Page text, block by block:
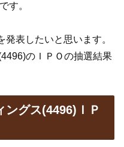
す。
表したいと思います。
のＩＰＯの抽選結果
ングス(4496)ＩＰ